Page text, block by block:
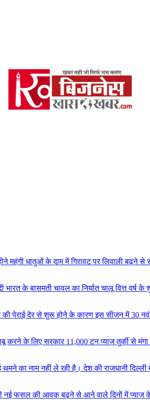
महंगी धातुओं के दाम में गिरावट पर लिवाली
भारत के बासमती चावल का निर्यात चालू वित्त
की पेराई देर से शुरू होने के कारण इस सीजन में 30
करने के लिए सरकार 11,000 टन प्याज तुर्की से मंगा
थमने का नाम नहीं ले रही है। देश की राजधानी
नई फसल की आवक बढ़ने से आने वाले दिनों में प्याज के